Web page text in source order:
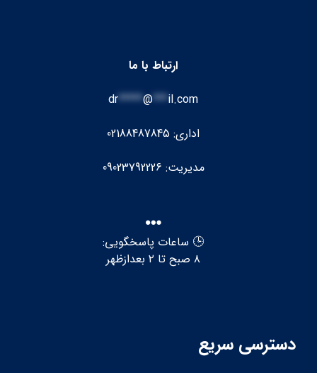
ارتباط با ما
dr*****@***il.com
اداری: 02188487845
مدیریت: 09023792226
🕒 ساعات پاسخگویی:
۸ صبح تا ۲ بعدازظهر
دسترسی سریع